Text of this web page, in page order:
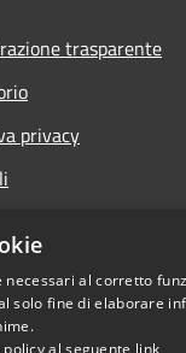
trasparente
privacy
al corretto
solo fine di elaborare
al seguente link